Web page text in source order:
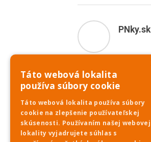
PNky.sk
Táto webová lokalita
používa súbory cookie
Táto webová lokalita používa súbory
cookie na zlepšenie používateľskej
skúsenosti. Používaním našej webovej
lokality vyjadrujete súhlas s